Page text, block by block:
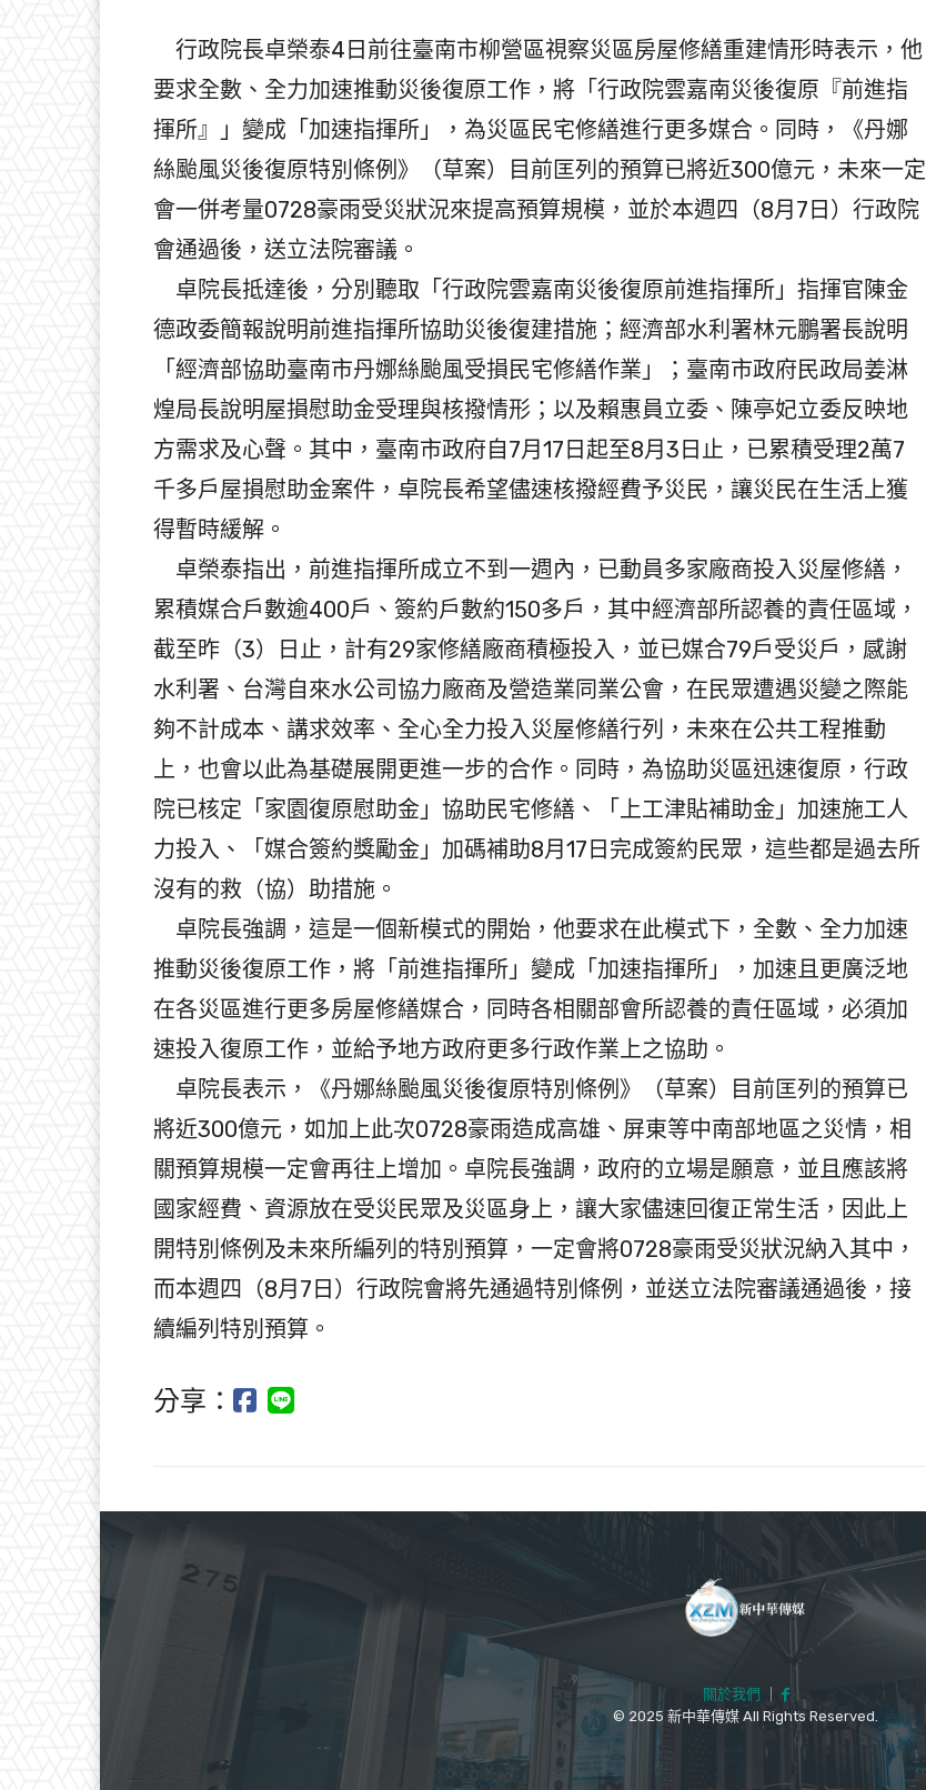
行政院長卓榮泰4日前往臺南市柳營區視察災區房屋修繕重建情形時表示，他
要求全數、全力加速推動災後復原工作，將「行政院雲嘉南災後復原『前進指
揮所』」變成「加速指揮所」，為災區民宅修繕進行更多媒合。同時，《丹娜
絲颱風災後復原特別條例》（草案）目前匡列的預算已將近300億元，未來一定
會一併考量0728豪雨受災狀況來提高預算規模，並於本週四（8月7日）行政院
會通過後，送立法院審議。
卓院長抵達後，分別聽取「行政院雲嘉南災後復原前進指揮所」指揮官陳金
德政委簡報說明前進指揮所協助災後復建措施；經濟部水利署林元鵬署長說明
「經濟部協助臺南市丹娜絲颱風受損民宅修繕作業」；臺南市政府民政局姜淋
煌局長說明屋損慰助金受理與核撥情形；以及賴惠員立委、陳亭妃立委反映地
方需求及心聲。其中，臺南市政府自7月17日起至8月3日止，已累積受理2萬7
千多戶屋損慰助金案件，卓院長希望儘速核撥經費予災民，讓災民在生活上獲
得暫時緩解。
卓榮泰指出，前進指揮所成立不到一週內，已動員多家廠商投入災屋修繕，
累積媒合戶數逾400戶、簽約戶數約150多戶，其中經濟部所認養的責任區域，
截至昨（3）日止，計有29家修繕廠商積極投入，並已媒合79戶受災戶，感謝
水利署、台灣自來水公司協力廠商及營造業同業公會，在民眾遭遇災變之際能
夠不計成本、講求效率、全心全力投入災屋修繕行列，未來在公共工程推動
上，也會以此為基礎展開更進一步的合作。同時，為協助災區迅速復原，行政
院已核定「家園復原慰助金」協助民宅修繕、「上工津貼補助金」加速施工人
力投入、「媒合簽約獎勵金」加碼補助8月17日完成簽約民眾，這些都是過去所
沒有的救（協）助措施。
卓院長強調，這是一個新模式的開始，他要求在此模式下，全數、全力加速
推動災後復原工作，將「前進指揮所」變成「加速指揮所」，加速且更廣泛地
在各災區進行更多房屋修繕媒合，同時各相關部會所認養的責任區域，必須加
速投入復原工作，並給予地方政府更多行政作業上之協助。
卓院長表示，《丹娜絲颱風災後復原特別條例》（草案）目前匡列的預算已
將近300億元，如加上此次0728豪雨造成高雄、屏東等中南部地區之災情，相
關預算規模一定會再往上增加。卓院長強調，政府的立場是願意，並且應該將
國家經費、資源放在受災民眾及災區身上，讓大家儘速回復正常生活，因此上
開特別條例及未來所編列的特別預算，一定會將0728豪雨受災狀況納入其中，
而本週四（8月7日）行政院會將先通過特別條例，並送立法院審議通過後，接
續編列特別預算。
分享：
關於我們
© 2025 新中華傳媒 All Rights Reserved.